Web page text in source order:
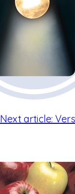
Next article: